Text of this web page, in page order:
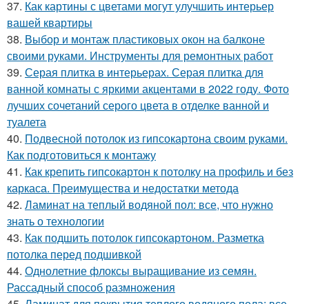
37. Как картины с цветами могут улучшить интерьер
вашей квартиры
38. Выбор и монтаж пластиковых окон на балконе
своими руками. Инструменты для ремонтных работ
39. Серая плитка в интерьерах. Серая плитка для
ванной комнаты с яркими акцентами в 2022 году. Фото
лучших сочетаний серого цвета в отделке ванной и
туалета
40. Подвесной потолок из гипсокартона своим руками.
Как подготовиться к монтажу
41. Как крепить гипсокартон к потолку на профиль и без
каркаса. Преимущества и недостатки метода
42. Ламинат на теплый водяной пол: все, что нужно
знать о технологии
43. Как подшить потолок гипсокартоном. Разметка
потолка перед подшивкой
44. Однолетние флоксы выращивание из семян.
Рассадный способ размножения